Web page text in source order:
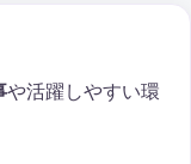
や活躍しやすい環